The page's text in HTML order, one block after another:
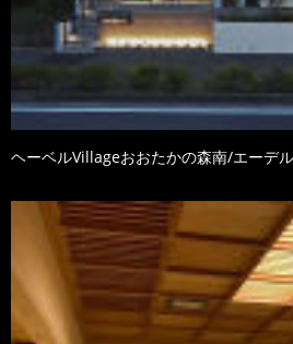
ヘーベルVillageおおたかの森南/エーデ